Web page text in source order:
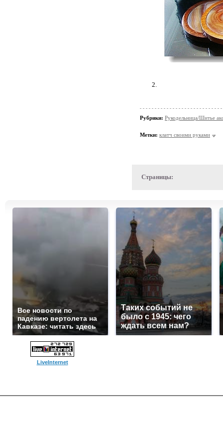
2.
Рубрики: Рукодельница/Шитье
Метки: клатч своими руками
Страницы:
Все новости по
падению вертолета на
Кавказе: читать здесь
Таких событий не
было с 1945: чего
ждать всем нам?
LiveInternet